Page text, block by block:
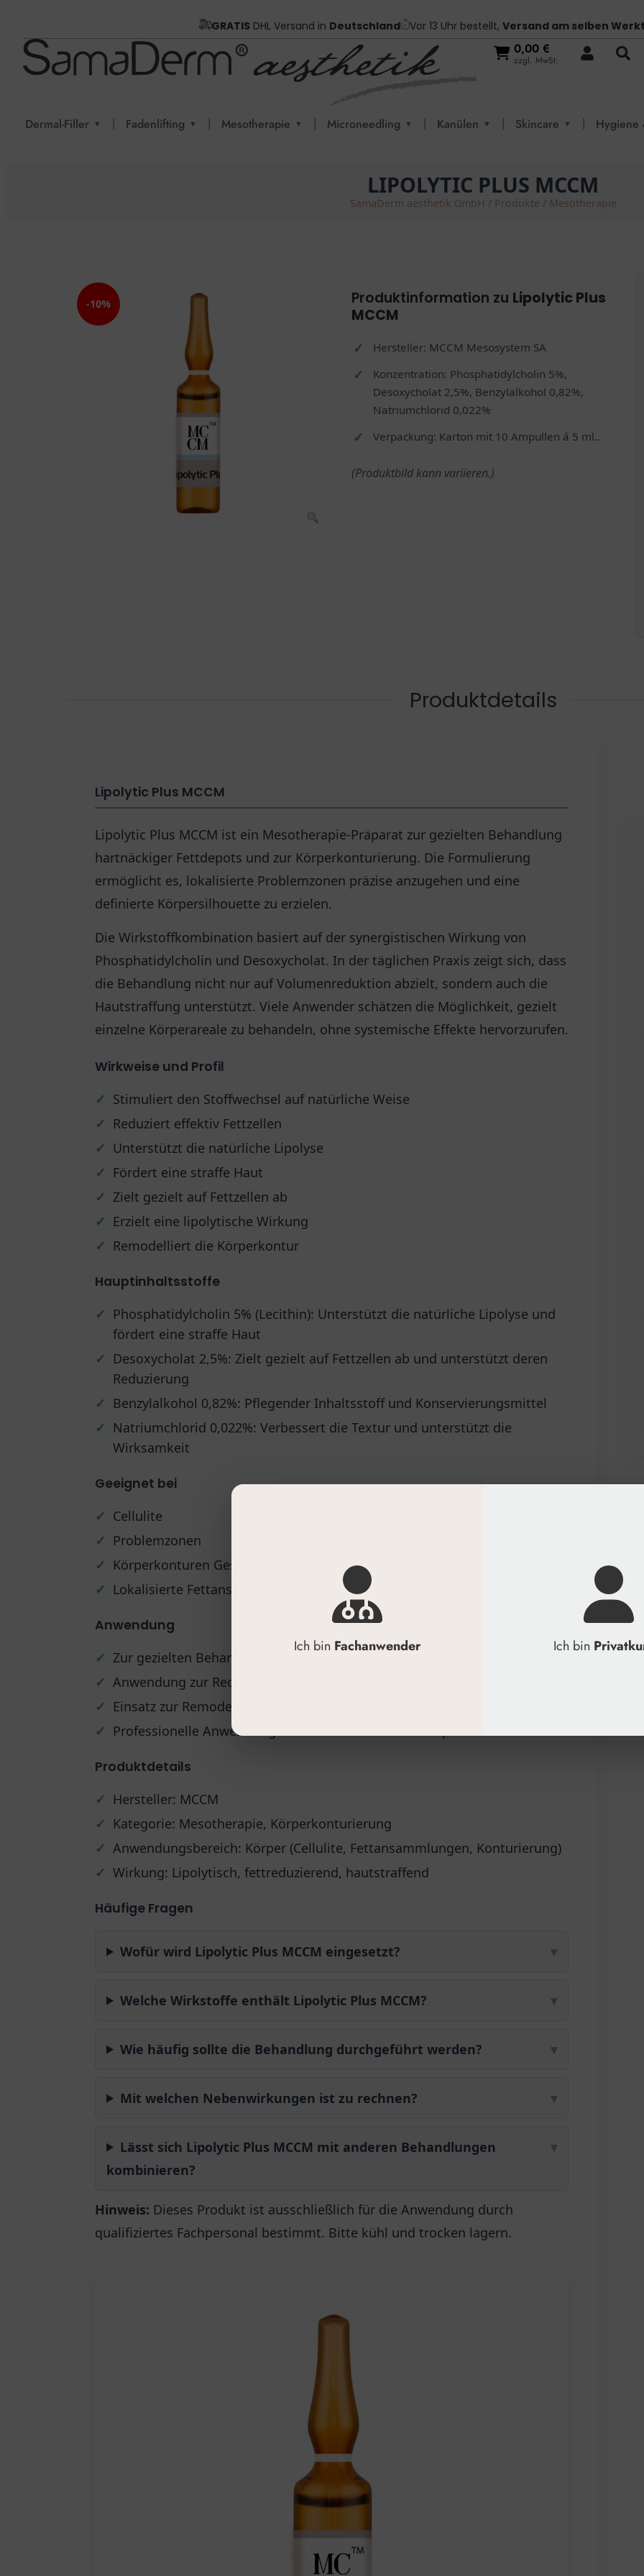
GRATIS DHL Versand in Deutschland Vor 13 Uhr bestellt, Versand am selben
0,00 €
zzgl. MwSt.
Dermal-Filler ▼ | Fadenlifting ▼ | Mesotherapie ▼ | Microneedling ▼ | Kanülen ▼ | Skincare ▼ | Hygiene
LIPOLYTIC PLUS MCCM
SamaDerm aesthetik GmbH / Produkte / Mesotherapie
-10% Produktinformation zu Lipolytic Plus
MCCM
Hersteller: MCCM Mesosystem SA
Konzentration: Phosphatidylcholin 5%,
Desoxycholat 2,5%, Benzylalkohol 0,82%,
Natriumchlorid 0,022%
Verpackung: Karton mit 10 Ampullen á 5 ml..
(Produktbild kann variieren.)
Produktdetails
Lipolytic Plus MCCM
Lipolytic Plus MCCM ist ein Mesotherapie-Präparat zur gezielten Behandlung
hartnäckiger Fettdepots und zur Körperkonturierung. Die Formulierung
ermöglicht es, lokalisierte Problemzonen präzise anzugehen und eine
definierte Körpersilhouette zu erzielen.
Die Wirkstoffkombination basiert auf der synergistischen Wirkung von
Phosphatidylcholin und Desoxycholat. In der täglichen Praxis zeigt sich, dass
die Behandlung nicht nur auf Volumenreduktion abzielt, sondern auch die
Hautstraffung unterstützt. Viele Anwender schätzen die Möglichkeit, gezielt
einzelne Körperareale zu behandeln, ohne systemische Effekte hervorzurufen.
Wirkweise und Profil
✓ Stimuliert den Stoffwechsel auf natürliche Weise
✓ Reduziert effektiv Fettzellen
✓ Unterstützt die natürliche Lipolyse
✓ Fördert eine straffe Haut
✓ Zielt gezielt auf Fettzellen ab
✓ Erzielt eine lipolytische Wirkung
✓ Remodelliert die Körperkontur
Hauptinhaltsstoffe
✓ Phosphatidylcholin 5% (Lecithin): Unterstützt die natürliche Lipolyse und
fördert eine straffe Haut
✓ Desoxycholat 2,5%: Zielt gezielt auf Fettzellen ab und unterstützt deren
Reduzierung
✓ Benzylalkohol 0,82%: Pflegender Inhaltsstoff und Konservierungsmittel
✓ Natriumchlorid 0,022%: Verbessert die Textur und unterstützt die
Wirksamkeit
Geeignet bei
✓ Cellulite
✓ Problemzonen
✓ Körperkonturen Gestaltung
✓ Lokalisierte Fettansammlungen
Anwendung
✓ Zur gezielten Behandlung von Problemzonen am Körper
✓ Anwendung zur Reduktion von Cellulite
✓ Einsatz zur Remodellierung und Konturierung des Körpers
✓ Professionelle Anwendung im Rahmen der Mesotherapie
Produktdetails
✓ Hersteller: MCCM
✓ Kategorie: Mesotherapie, Körperkonturierung
✓ Anwendungsbereich: Körper (Cellulite, Fettansammlungen, Konturierung)
✓ Wirkung: Lipolytisch, fettreduzierend, hautstraffend
Häufige Fragen
▾
Wofür wird Lipolytic Plus MCCM eingesetzt?
▾
Welche Wirkstoffe enthält Lipolytic Plus MCCM?
▾
Wie häufig sollte die Behandlung durchgeführt werden?
▾
Mit welchen Nebenwirkungen ist zu rechnen?
▾
Lässt sich Lipolytic Plus MCCM mit anderen Behandlungen
kombinieren?
Hinweis: Dieses Produkt ist ausschließlich für die Anwendung durch
qualifiziertes Fachpersonal bestimmt. Bitte kühl und trocken lagern.
Ich bin Fachanwender Ich bin